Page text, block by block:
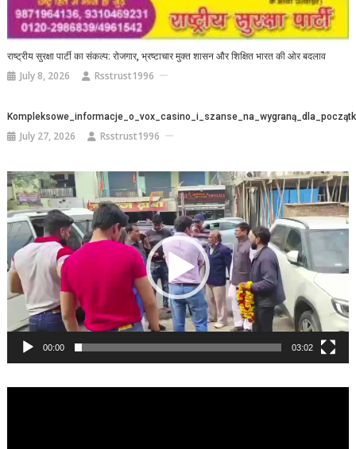
राष्ट्रीय सुरक्षा पार्टी का संकल्प: रोजगार, भ्रष्टाचार मुक्त शासन और शिक्षित भारत की ओर बदलाव
July 8, 2026 Rsstrust1996
July 27, 2026 Rsstrust1996
Video
Player
00:00 03:02